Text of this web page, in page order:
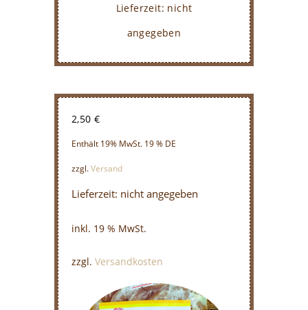
Lieferzeit: nicht
angegeben
2,50 €
Enthält 19% MwSt. 19 % DE
zzgl.Versand
Lieferzeit: nicht angegeben
inkl. 19 % MwSt.
zzgl. Versandkosten